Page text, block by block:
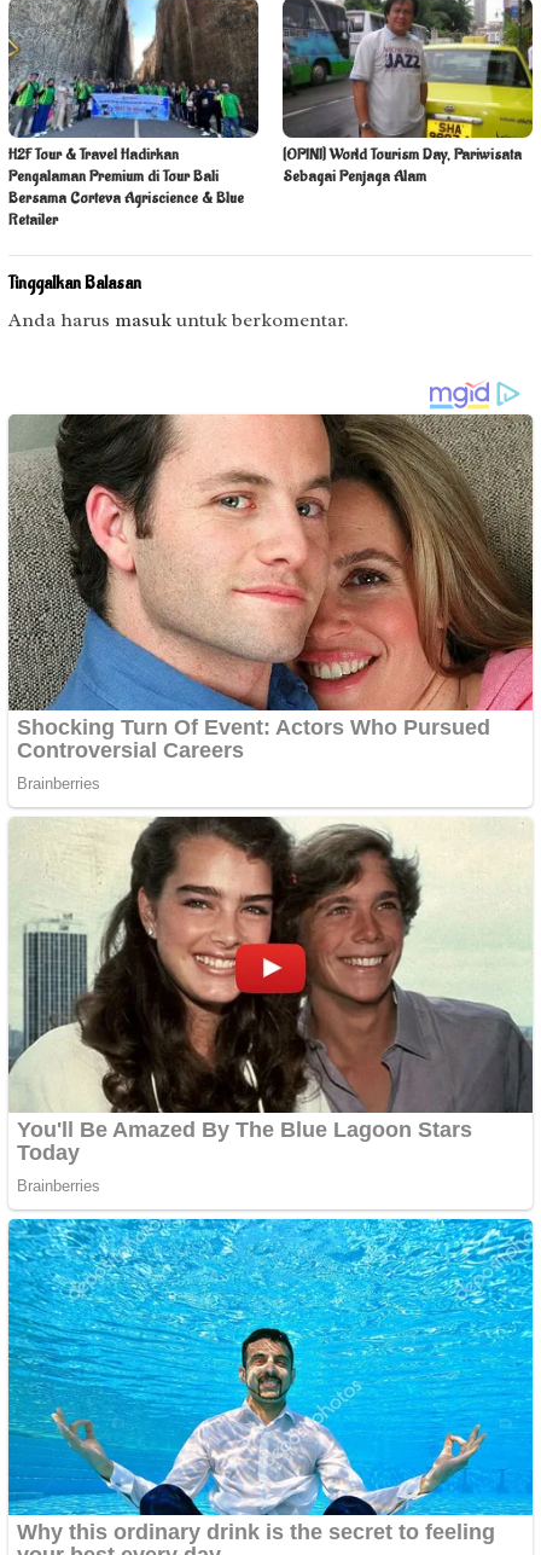
H2F Tour & Travel Hadirkan
Pengalaman Premium di Tour Bali
Bersama Corteva Agriscience & Blue
Retailer
[OPINI] World Tourism Day, Pariwisata
Sebagai Penjaga Alam
Tinggalkan Balasan
Anda harus masuk untuk berkomentar.